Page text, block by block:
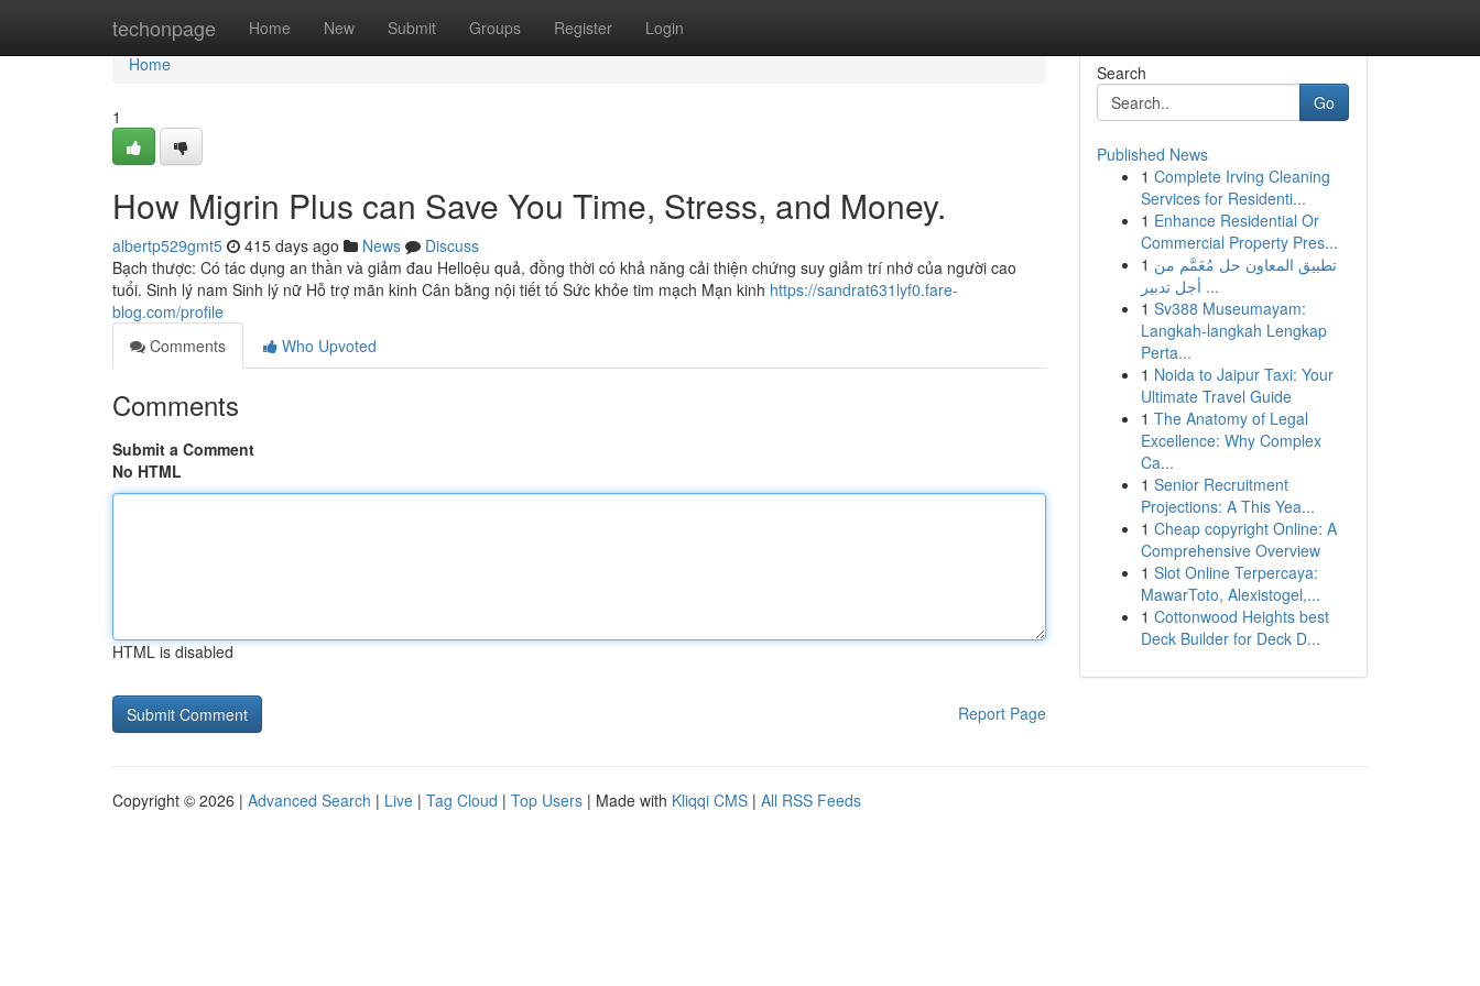
techonpage Home New Submit Groups Register Login
Home
Home
1
How Migrin Plus can Save You Time, Stress, and Money.
albertp529gmt5 415 days ago News
Discuss
Bạch thược: Có tác dụng an thần và giảm đau Helloệu quả, đồng thời có khả năng cải thiện chứng suy giảm trí nhớ của người cao
tuổi. Sinh lý nam Sinh lý nữ Hỗ trợ mãn kinh Cân bằng nội tiết tố Sức khỏe tim mạch Mạn kinh https://sandrat631lyf0.fare-
blog.com/profile
Comments
Who Upvoted
Comments
Submit a Comment
No HTML
HTML is disabled
Report Page
Search
Go
Published News
1 Complete Irving Cleaning
Services for Residenti...
1 Enhance Residential Or
Commercial Property Pres...
1 تطبيق المعاون حل مُعَمَّم من
أجل تدبير ...
1 Sv388 Museumayam:
Langkah-langkah Lengkap
Perta...
1 Noida to Jaipur Taxi: Your
Ultimate Travel Guide
1 The Anatomy of Legal
Excellence: Why Complex
Ca...
1 Senior Recruitment
Projections: A This Yea...
1 Cheap copyright Online: A
Comprehensive Overview
1 Slot Online Terpercaya:
MawarToto, Alexistogel,...
1 Cottonwood Heights best
Deck Builder for Deck D...
Copyright © 2026 | Advanced Search | Live | Tag Cloud | Top Users | Made with Kliqqi CMS | All RSS Feeds